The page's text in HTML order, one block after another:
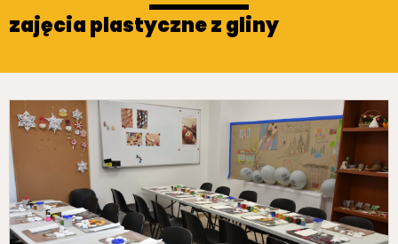
zajęcia plastyczne z gliny